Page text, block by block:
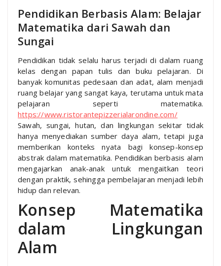
Pendidikan Berbasis Alam: Belajar
Matematika dari Sawah dan
Sungai
Pendidikan tidak selalu harus terjadi di dalam ruang
kelas dengan papan tulis dan buku pelajaran. Di
banyak komunitas pedesaan dan adat, alam menjadi
ruang belajar yang sangat kaya, terutama untuk mata
pelajaran seperti matematika.
https://www.ristorantepizzerialarondine.com/
Sawah, sungai, hutan, dan lingkungan sekitar tidak
hanya menyediakan sumber daya alam, tetapi juga
memberikan konteks nyata bagi konsep-konsep
abstrak dalam matematika. Pendidikan berbasis alam
mengajarkan anak-anak untuk mengaitkan teori
dengan praktik, sehingga pembelajaran menjadi lebih
hidup dan relevan.
Konsep Matematika
dalam Lingkungan
Alam